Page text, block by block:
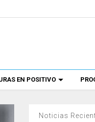
EN POSITIVO
Noticias